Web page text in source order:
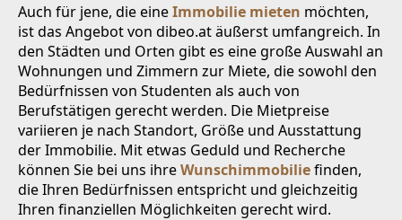
Auch für jene, die eineImmobilie mieten möchten,
ist das Angebot von dibeo.at äußerst umfangreich. In
den Städten und Orten gibt es eine große Auswahl an
Wohnungen und Zimmern zur Miete, die sowohl den
Bedürfnissen von Studenten als auch von
Berufstätigen gerecht werden. Die Mietpreise
variieren je nach Standort, Größe und Ausstattung
der Immobilie. Mit etwas Geduld und Recherche
können Sie bei uns ihreWunschimmobiliefinden,
die Ihren Bedürfnissen entspricht und gleichzeitig
Ihren finanziellen Möglichkeiten gerecht wird.